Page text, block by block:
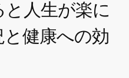
人生が楽に
健康への効